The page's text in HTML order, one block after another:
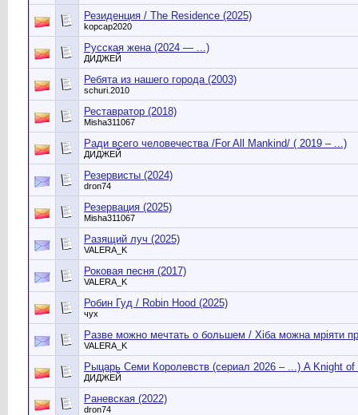
Резиденция / The Residence (2025)
kopcap2020
Русская жена (2024 — ...)
ДИДЖЕЙ
Ребята из нашего города (2003)
schuri.2010
Реставратор (2018)
Misha311067
Ради всего человечества /For All Mankind/ ( 2019 – ...)
ДИДЖЕЙ
Резервисты (2024)
dron74
Резервация (2025)
Misha311067
Разящий луч (2025)
VALERA_K
Роковая песня (2017)
VALERA_K
Робин Гуд / Robin Hood (2025)
чух
Разве можно мечтать о большем / Хіба можна мріяти
VALERA_K
Рыцарь Семи Королевств (сериал 2026 – ...) A Knight
ДИДЖЕЙ
Раневская (2022)
dron74